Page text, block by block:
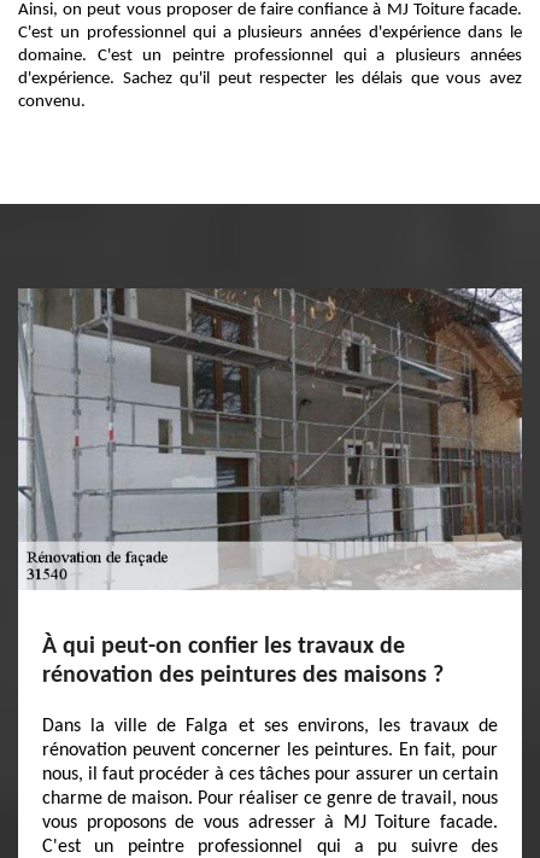
Ainsi, on peut vous proposer de faire confiance à MJ Toiture facade.
C'est un professionnel qui a plusieurs années d'expérience dans le
domaine. C'est un peintre professionnel qui a plusieurs années
d'expérience. Sachez qu'il peut respecter les délais que vous avez
convenu.
À qui peut-on confier les travaux de
rénovation des peintures des maisons ?
Dans la ville de Falga et ses environs, les travaux de
rénovation peuvent concerner les peintures. En fait, pour
nous, il faut procéder à ces tâches pour assurer un certain
charme de maison. Pour réaliser ce genre de travail, nous
vous proposons de vous adresser à MJ Toiture facade.
C'est un peintre professionnel qui a pu suivre des